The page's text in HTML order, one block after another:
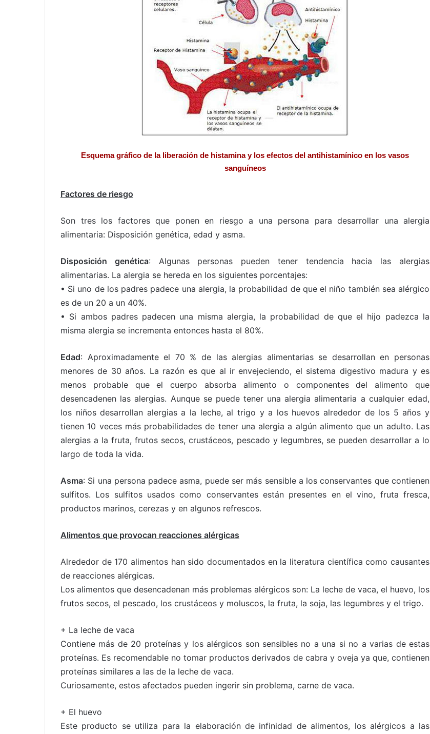
Esquema gráfico de la liberación de histamina y los efectos del antihistamínico en los vasos
sanguíneos
Factores de riesgo
Son tres los factores que ponen en riesgo a una persona para desarrollar una alergia
alimentaria: Disposición genética, edad y asma.
Disposición genética: Algunas personas pueden tener tendencia hacia las alergias
alimentarias. La alergia se hereda en los siguientes porcentajes:
• Si uno de los padres padece una alergia, la probabilidad de que el niño también sea alérgico
es de un 20 a un 40%.
• Si ambos padres padecen una misma alergia, la probabilidad de que el hijo padezca la
misma alergia se incrementa entonces hasta el 80%.
Edad: Aproximadamente el 70 % de las alergias alimentarias se desarrollan en personas
menores de 30 años. La razón es que al ir envejeciendo, el sistema digestivo madura y es
menos probable que el cuerpo absorba alimento o componentes del alimento que
desencadenen las alergias. Aunque se puede tener una alergia alimentaria a cualquier edad,
los niños desarrollan alergias a la leche, al trigo y a los huevos alrededor de los 5 años y
tienen 10 veces más probabilidades de tener una alergia a algún alimento que un adulto. Las
alergias a la fruta, frutos secos, crustáceos, pescado y legumbres, se pueden desarrollar a lo
largo de toda la vida.
Asma: Si una persona padece asma, puede ser más sensible a los conservantes que contienen
sulfitos. Los sulfitos usados como conservantes están presentes en el vino, fruta fresca,
productos marinos, cerezas y en algunos refrescos.
Alimentos que provocan reacciones alérgicas
Alrededor de 170 alimentos han sido documentados en la literatura científica como causantes
de reacciones alérgicas.
Los alimentos que desencadenan más problemas alérgicos son: La leche de vaca, el huevo, los
frutos secos, el pescado, los crustáceos y moluscos, la fruta, la soja, las legumbres y el trigo.
+ La leche de vaca
Contiene más de 20 proteínas y los alérgicos son sensibles no a una si no a varias de estas
proteínas. Es recomendable no tomar productos derivados de cabra y oveja ya que, contienen
proteínas similares a las de la leche de vaca.
Curiosamente, estos afectados pueden ingerir sin problema, carne de vaca.
+ El huevo
Este producto se utiliza para la elaboración de infinidad de alimentos, los alérgicos a las